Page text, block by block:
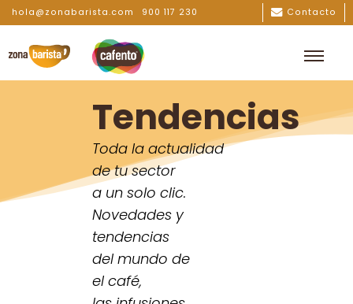
hola@zonabarista.com 900 117 230 Contacto
Tendencias
Toda la actualidad
de tu sector
a un solo clic.
Novedades y
tendencias
del mundo de
el café,